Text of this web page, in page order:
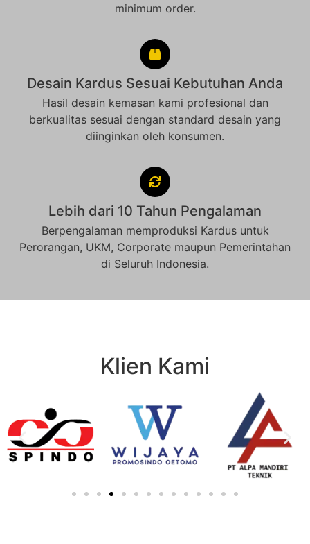
minimum order.
Desain Kardus Sesuai Kebutuhan Anda
Hasil desain kemasan kami profesional dan
berkualitas sesuai dengan standard desain yang
diinginkan oleh konsumen.
Lebih dari 10 Tahun Pengalaman
Berpengalaman memproduksi Kardus untuk
Perorangan, UKM, Corporate maupun Pemerintahan
di Seluruh Indonesia.
Klien Kami